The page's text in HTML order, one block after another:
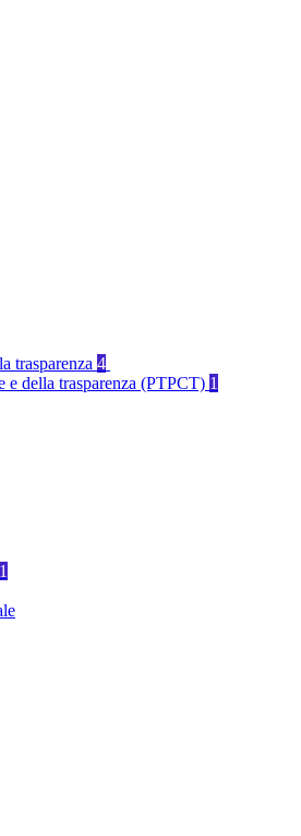
trasparenza 4
e della trasparenza (PTPCT) 1
1